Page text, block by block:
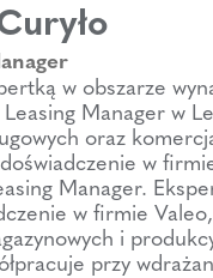
w obszarze
Manager w
oraz
w
Manager.
w firmie
i
przy